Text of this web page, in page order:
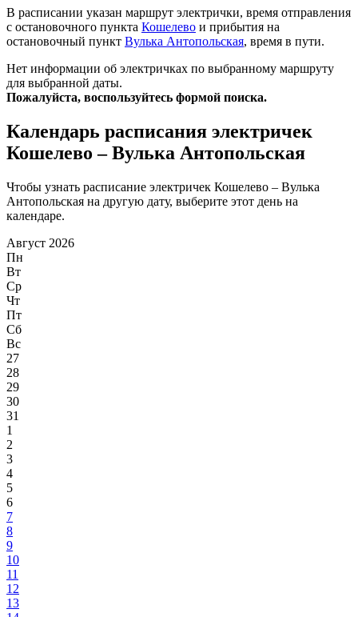
В расписании указан маршрут электрички, время отправления
с остановочного пункта Кошелево и прибытия на
остановочный пункт Вулька Антопольская, время в пути.
Нет информации об электричках по выбранному маршруту
для выбранной даты.
Пожалуйста, воспользуйтесь формой поиска.
Календарь расписания электричек
Кошелево – Вулька Антопольская
Чтобы узнать расписание электричек Кошелево – Вулька
Антопольская на другую дату, выберите этот день на
календаре.
Август 2026
Пн
Вт
Ср
Чт
Пт
Сб
Вс
27
28
29
30
31
1
2
3
4
5
6
7
8
9
10
11
12
13